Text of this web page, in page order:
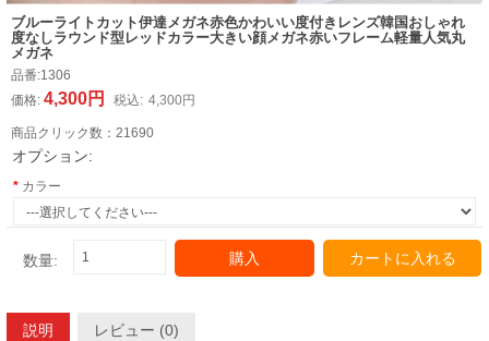
ブルーライトカット伊達メガネ赤色かわいい度付きレンズ韓国おしゃれ
度なしラウンド型レッドカラー大きい顔メガネ赤いフレーム軽量人気丸
メガネ
品番:1306
価格: 4,300円 税込: 4,300円
商品クリック数： 21690
オプション:
カラー
数量: 購入 カートに入れる
説明 レビュー (0)